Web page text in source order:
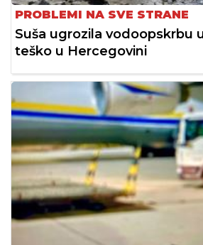
PROBLEMI NA SVE STRANE
Suša ugrozila vodoopskrbu
teško u Hercegovini